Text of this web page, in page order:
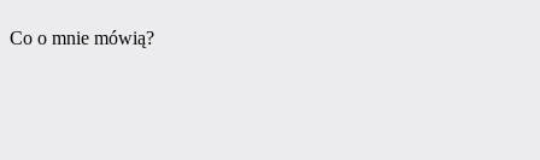
Co o mnie mówią?